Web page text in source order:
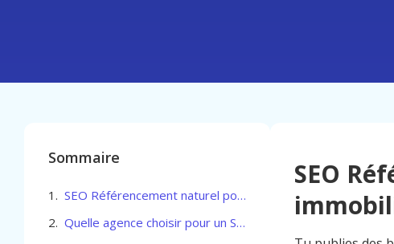
Sommaire
SEO Référencement naturel pour Agent immobilier à Louvain
Quelle agence choisir pour un SEO Référencement naturel pour Agent immobilier à Louvain
SEO